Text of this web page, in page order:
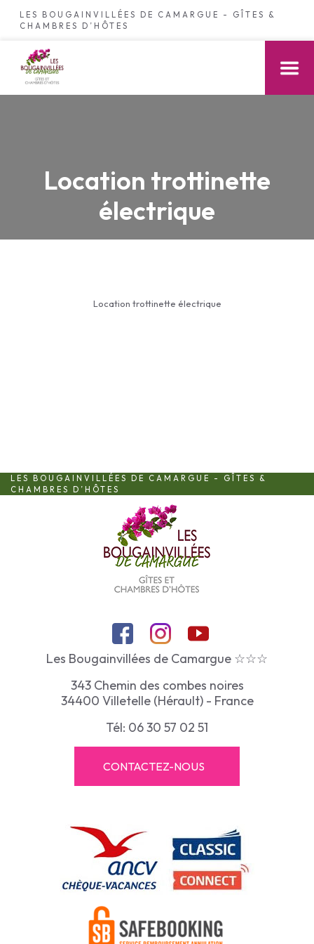
LES BOUGAINVILLÉES DE CAMARGUE - GÎTES &
CHAMBRES D’HÔTES
Location trottinette
électrique
Location trottinette électrique
LES BOUGAINVILLÉES DE CAMARGUE - GÎTES &
CHAMBRES D’HÔTES
Les Bougainvillées de Camargue ☆☆☆
343 Chemin des combes noires
34400 Villetelle (Hérault) - France
Tél: 06 30 57 02 51
CONTACTEZ-NOUS